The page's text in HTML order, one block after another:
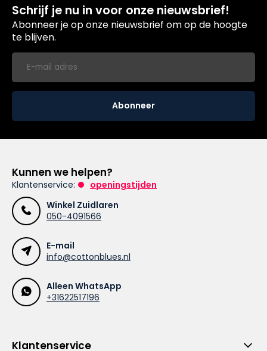
Schrijf je nu in voor onze nieuwsbrief!
Abonneer je op onze nieuwsbrief om op de hoogte
te blijven.
Abonneer
Kunnen we helpen?
Klantenservice:
openingstijden
Winkel Zuidlaren
050-4091566
E-mail
info@cottonblues.nl
Alleen WhatsApp
+31622517196
Klantenservice